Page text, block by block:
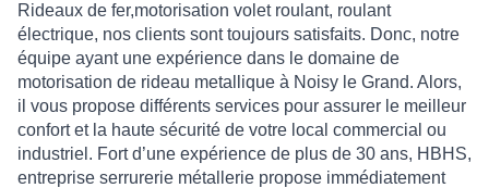
Rideaux de fer,motorisation volet roulant, roulant
électrique, nos clients sont toujours satisfaits. Donc, notre
équipe ayant une expérience dans le domaine de
motorisation de rideau metallique à Noisy le Grand. Alors,
il vous propose différents services pour assurer le meilleur
confortet la haute sécurité de votre local commercial ou
industriel. Fort d’une expérience de plus de 30 ans, HBHS,
entreprise serrurerie métallerie propose immédiatement